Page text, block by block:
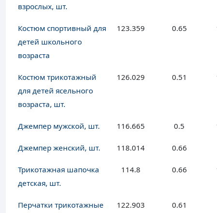
взрослых, шт.
Костюм спортивный для
детей школьного
возраста
123.359 0.65
Костюм трикотажный
для детей ясельного
возраста, шт.
126.029 0.51
Джемпер мужской, шт. 116.665 0.5
Джемпер женский, шт. 118.014 0.66
Трикотажная шапочка
детская, шт.
114.8 0.66
Перчатки трикотажные
122.903 0.61